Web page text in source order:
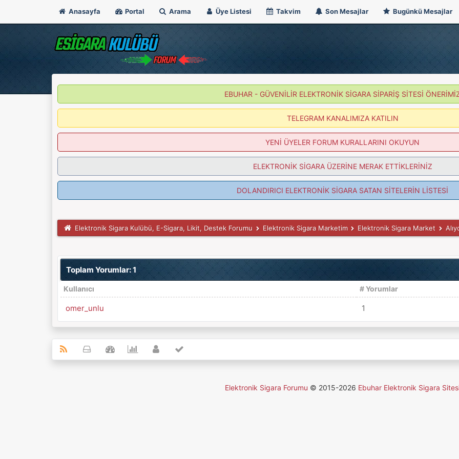
Anasayfa Portal Arama Üye Listesi Takvim Son Mesajlar Bugünkü Mesajlar
EBUHAR - GÜVENİLİR ELEKTRONİK SİGARA SİPARİŞ SİTESİ
TELEGRAM KANALIMIZA KATILIN
YENİ ÜYELER FORUM KURALLARINI OKUYUN
ELEKTRONİK SİGARA ÜZERİNE MERAK ETTİKLERİNİZ
DOLANDIRICI ELEKTRONİK SİGARA SATAN SİTELERİN LİSTESİ
Elektronik Sigara Kulübü, E-Sigara, Likit, Destek Forumu Elektronik Sigara Marketim Elektronik Sigara Market
Toplam Yorumlar: 1
Kullanıcı # Yorumlar
omer_unlu 1
Elektronik Sigara Forumu © 2015-2026 Ebuhar Elektronik Sigara